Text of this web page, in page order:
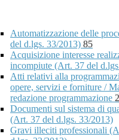
Automatizzazione delle
del d.lgs. 33/2013) 85
Acquisizione interesse
incompiute (Art. 37 del
Atti relativi alla
opere, servizi e forniture /
redazione programmazione 2
Documenti sul sistema di
(Art. 37 del d.lgs. 33/2013)
Gravi illeciti professionali